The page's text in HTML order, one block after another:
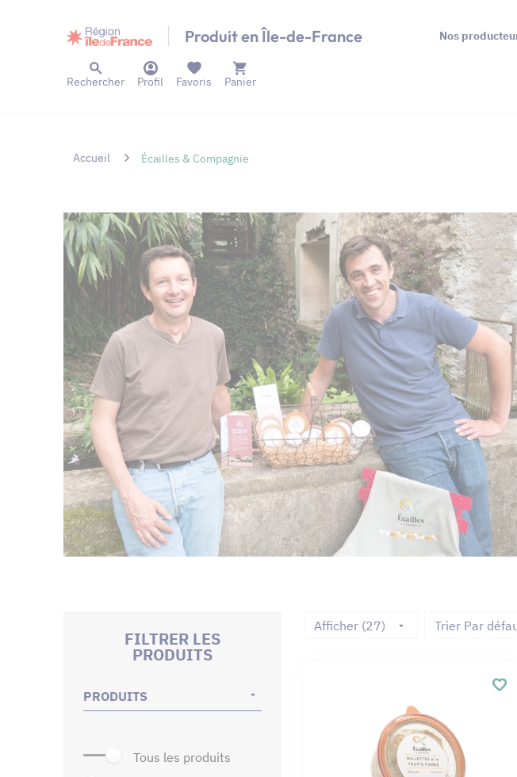
Produit en Île-de-France Nos
Rechercher Profil Panier
Favoris
Accueil Écailles & Compagnie
FILTRER LES
PRODUITS
PRODUITS
tous les produits
Afficher (27) Trier Par